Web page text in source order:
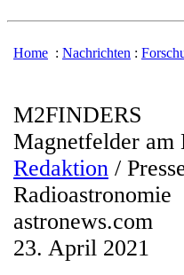
Home : Nachrichten :
M2FINDERS
Magnetfelder
Redaktion /
Radioastronomie
astronews.com
23. April 2021